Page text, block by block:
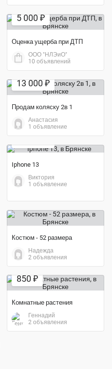
5 000 ₽
Оценка ущерба при ДТП
ООО "НЛЭиО"
10 объявлений
13 000 ₽
Продам коляску 2в 1
Анастасия
1 объявление
Iphone 13
Виктория
1 объявление
Костюм - 52 размера
Надежда
2 объявления
850 ₽
Комнатные растения
Геннадий
2 объявления